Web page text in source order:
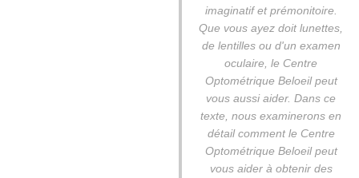
imaginatif et prémonitoire.
Que vous ayez doit lunettes,
de lentilles ou d'un examen
oculaire, le Centre
Optométrique Beloeil peut
vous aussi aider. Dans ce
texte, nous examinerons en
détail comment le Centre
Optométrique Beloeil peut
vous aider à obtenir des